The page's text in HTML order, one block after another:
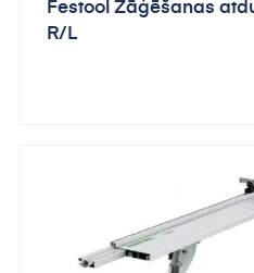
Festool Zāģēšanas atdure KA-UG-KS 120-
R/L